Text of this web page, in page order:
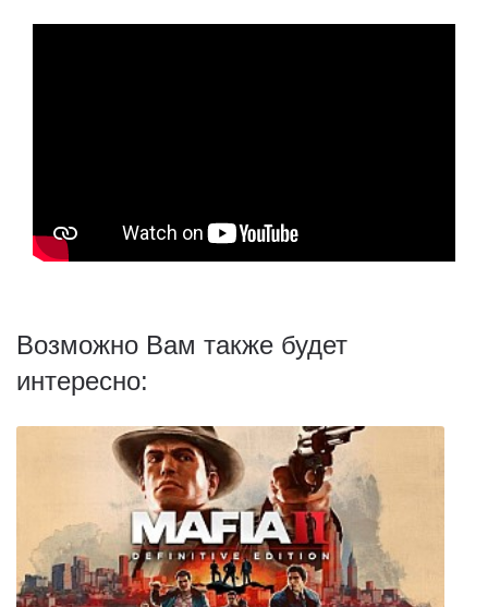
Возможно Вам также будет
интересно: